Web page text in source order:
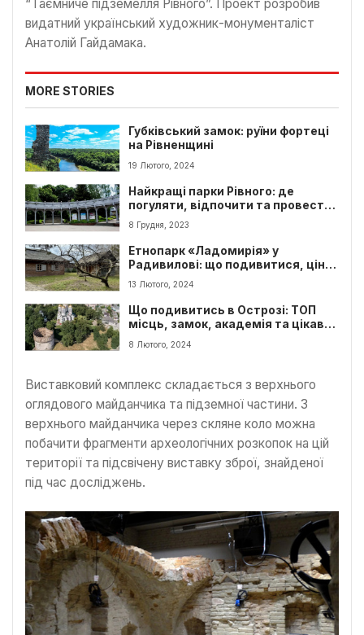
“Таємниче підземелля Рівного”. Проект розробив
видатний український художник-монументаліст
Анатолій Гайдамака.
MORE STORIES
Губківський замок: руїни фортеці
на Рівненщині
19 Лютого, 2024
Найкращі парки Рівного: де
погуляти, відпочити та провести
час із сім’єю
8 Грудня, 2023
Етнопарк «Ладомирія» у
Радивилові: що подивитися, ціни,
музей і майстер-класи
13 Лютого, 2024
Що подивитись в Острозі: ТОП
місць, замок, академія та цікаві
8 Лютого, 2024
Виставковий комплекс складається з верхнього
оглядового майданчика та підземної частини. З
верхнього майданчика через скляне коло можна
побачити фрагменти археологічних розкопок на цій
території та підсвічену виставку зброї, знайденої
під час досліджень.